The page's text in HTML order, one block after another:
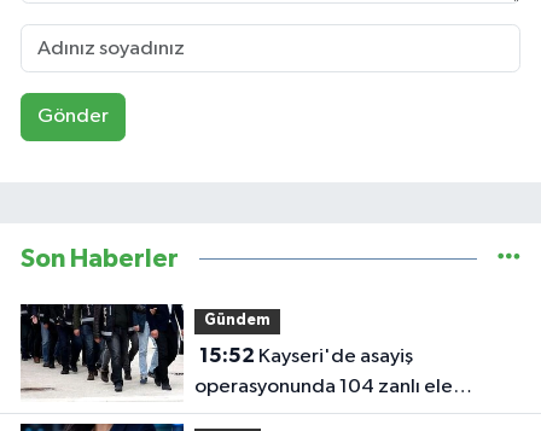
Gönder
Son Haberler
Gündem
15:52
operasyonunda 104 zanlı ele
geçirildi